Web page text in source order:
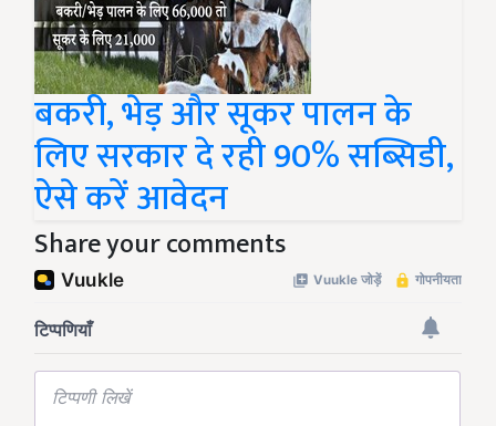
बकरी, भेड़ और सूकर पालन के
लिए सरकार दे रही 90% सब्सिडी,
ऐसे करें आवेदन
Share your comments